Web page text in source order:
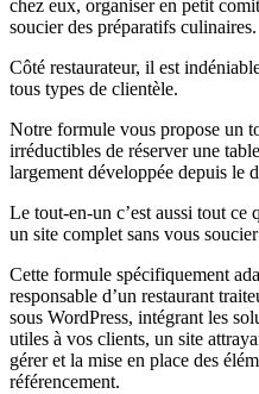
chez eux, organiser en petit
soucier des préparatifs culinaires.
Côté restaurateur, il est
tous types de clientèle.
Notre formule vous propose un
irréductibles de réserver une
largement développée depuis le
Le tout-en-un c’est aussi tout ce
un site complet sans vous
Cette formule spécifiquement
responsable d’un restaurant
sous WordPress, intégrant les
utiles à vos clients, un site
gérer et la mise en place des
référencement.